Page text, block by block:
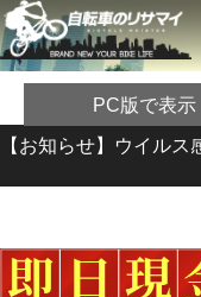
PC版で表示
【お知らせ】ウイル